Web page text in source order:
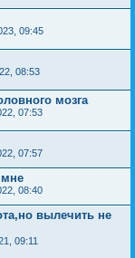
09:45
08:53
мозга
07:53
07:57
08:40
вылечить не
09:11